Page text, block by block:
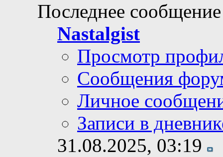
Последнее
Nastalgist
Просмотр
Сообщения
Личное
Записи в
31.08.2025, 03:19